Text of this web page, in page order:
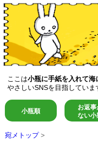
ここは小瓶に手紙を入れて海
やさしいSNSを目指していま
小瓶順
お返事
ない小
宛メトップ >